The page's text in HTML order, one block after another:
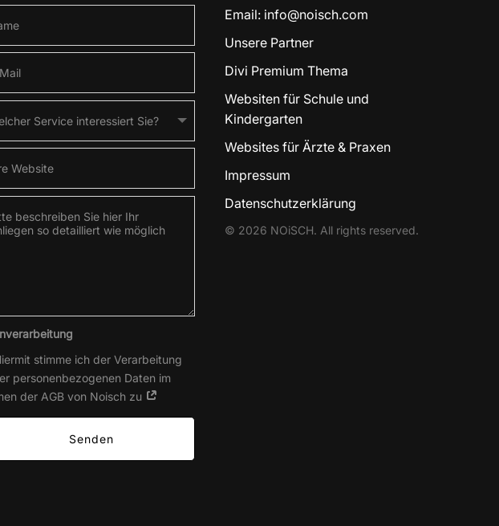
stimme ich der Verarbeitung
personenbezogenen Daten im
der AGB von Noisch zu
Senden
Email: info@noisch.com
Unsere Partner
Divi Premium Thema
Websiten für Schule und
Kindergarten
Websites für Ärzte & Praxen
Impressum
Datenschutz­erklärung
© 2026 NOiSCH. All rights reserved.